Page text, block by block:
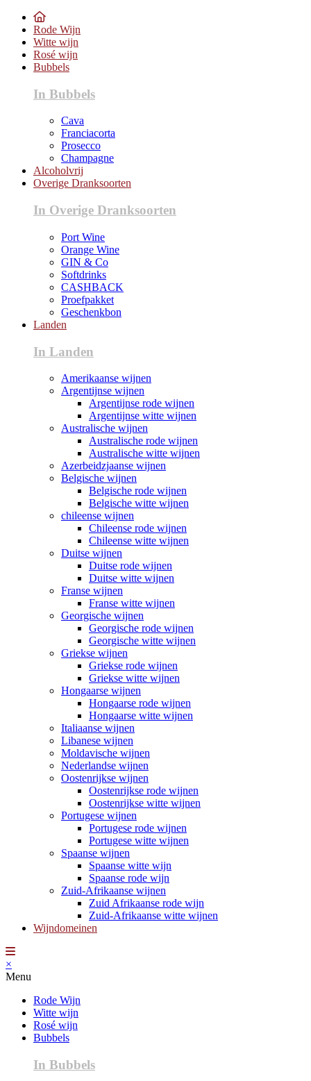
Rode Wijn
Witte wijn
Rosé wijn
Bubbels
In Bubbels
Cava
Franciacorta
Prosecco
Champagne
Alcoholvrij
Overige Dranksoorten
In Overige Dranksoorten
Port Wine
Orange Wine
GIN & Co
Softdrinks
CASHBACK
Proefpakket
Geschenkbon
Landen
In Landen
Amerikaanse wijnen
Argentijnse wijnen
Argentijnse rode wijnen
Argentijnse witte wijnen
Australische wijnen
Australische rode wijnen
Australische witte wijnen
Azerbeidzjaanse wijnen
Belgische wijnen
Belgische rode wijnen
Belgische witte wijnen
chileense wijnen
Chileense rode wijnen
Chileense witte wijnen
Duitse wijnen
Duitse rode wijnen
Duitse witte wijnen
Franse wijnen
Franse witte wijnen
Georgische wijnen
Georgische rode wijnen
Georgische witte wijnen
Griekse wijnen
Griekse rode wijnen
Griekse witte wijnen
Hongaarse wijnen
Hongaarse rode wijnen
Hongaarse witte wijnen
Italiaanse wijnen
Libanese wijnen
Moldavische wijnen
Nederlandse wijnen
Oostenrijkse wijnen
Oostenrijkse rode wijnen
Oostenrijkse witte wijnen
Portugese wijnen
Portugese rode wijnen
Portugese witte wijnen
Spaanse wijnen
Spaanse witte wijn
Spaanse rode wijn
Zuid-Afrikaanse wijnen
Zuid Afrikaanse rode wijn
Zuid-Afrikaanse witte wijnen
Wijndomeinen
×
Menu
Rode Wijn
Witte wijn
Rosé wijn
Bubbels
In Bubbels